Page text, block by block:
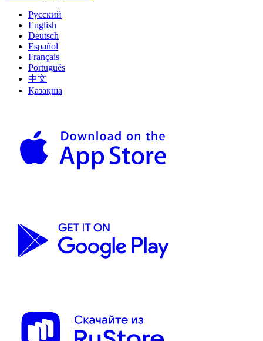
Русский
English
Deutsch
Español
Français
Português
中文
Қазақша